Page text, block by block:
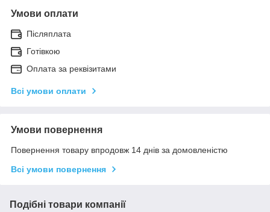
Умови оплати
Післяплата
Готівкою
Оплата за реквізитами
Всі умови оплати
Умови повернення
Повернення товару впродовж 14 днів за домовленістю
Всі умови повернення
Подібні товари компанії